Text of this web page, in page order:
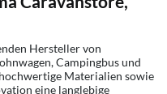
Hersteller von
Campingbus und
Materialien sowie
eine langlebige